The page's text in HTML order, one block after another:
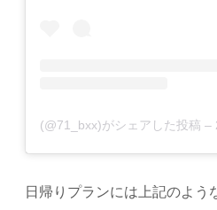
(@71_bxx)がシェアした投稿 –
日帰りプランには上記のよう